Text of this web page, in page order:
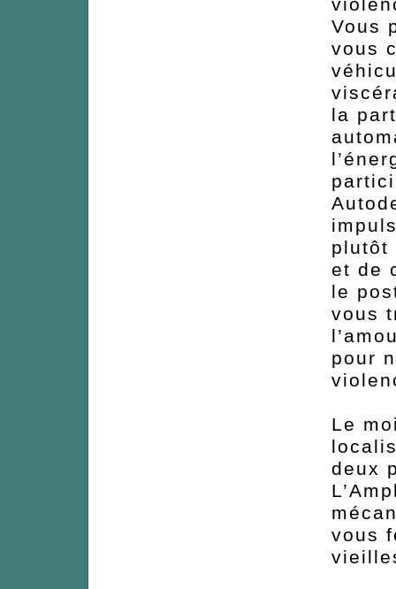
Vous
vous
la
plutôt
et de
le
vous
pour
Le
deux
vous